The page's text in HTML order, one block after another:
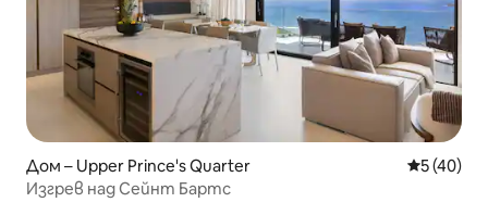
Дом – Upper Prince's Quarter Средна
5 (40)
Изгрев над Сейнт Бартс